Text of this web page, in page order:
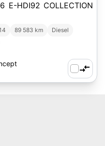
E-HDI92 COLLECTION
89 583 km
Diesel